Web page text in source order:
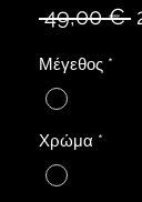
49,00 €
Μέγεθος *
Χρώμα *